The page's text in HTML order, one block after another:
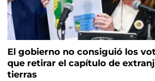
El gobierno no consiguió los
que retirar el capítulo de
tierras